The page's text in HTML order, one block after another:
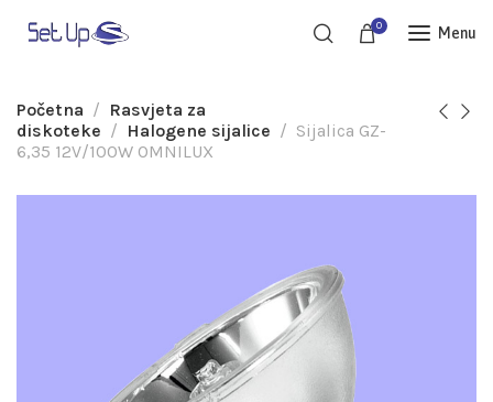
0 Menu
Početna
Rasvjeta za
diskoteke
Halogene sijalice
Sijalica GZ-
6,35 12V/100W OMNILUX